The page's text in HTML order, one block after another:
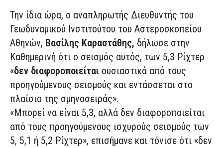
Την ίδια ώρα, ο αναπληρωτής Διευθυντής του
Γεωδυναμικού Ινστιτούτου του Αστεροσκοπείου
Αθηνών, Βασίλης Καραστάθης, δήλωσε στην
Καθημερινή ότι ο σεισμός αυτός, των 5,3 Ρίχτερ
«δεν διαφοροποιείται ουσιαστικά από τους
προηγούμενους σεισμούς και εντάσσεται στο
πλαίσιο της σμηνοσειράς».
«Μπορεί να είναι 5,3, αλλά δεν διαφοροποιείται
από τους προηγούμενους ισχυρούς σεισμούς των
5, 5,1 ή 5,2 Ρίχτερ», επισήμανε και τόνισε ότι «δεν